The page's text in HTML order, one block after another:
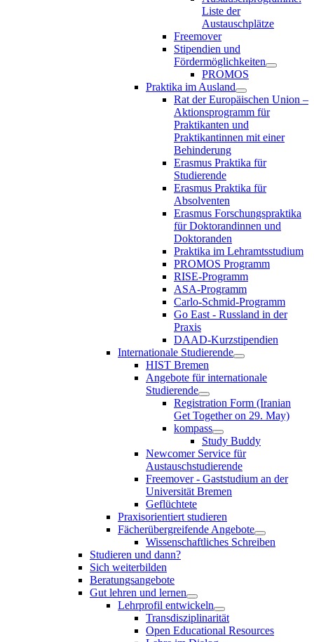
Liste der
Austauschplätze
Freemover
Stipendien und
Fördermöglichkeiten
PROMOS
Praktika im Ausland
Rat der Europäischen Union –
Aktionsprogramm für
Praktikanten und
Praktikantinnen mit einer
Behinderung
Erasmus Praktika für
Studierende
Erasmus Praktika für
Absolventen
Erasmus Forschungspraktika
für Doktorandinnen und
Doktoranden
Praktika im Lehramtsstudium
PROMOS Programm
RISE-Programm
ASA-Programm
Carlo-Schmid-Programm
Go East - Russland in der
Praxis
DAAD-Kurzstipendien
Internationale Studierende
HIST Bremen
Angebote für internationale
Studierende
Registration Form (Iranian
Get Together on 29. May)
kompass
Study Buddy
Newcomer Service für
Austauschstudierende
Freemover - Gaststudium an der
Universität Bremen
Geflüchtete
Praxisorientiert studieren
Fächerübergreifende Angebote
Wissenschaftliches Schreiben
Studieren und dann?
Sich weiterbilden
Beratungsangebote
Gut lehren und lernen
Lehrprofil entwickeln
Transdisziplinarität
Open Educational Resources